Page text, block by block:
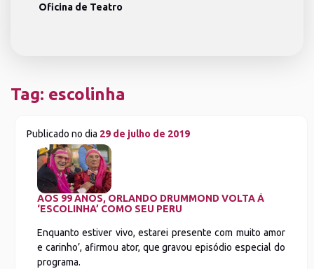
Oficina de Teatro
Tag: escolinha
Publicado no dia 29 de julho de 2019
AOS 99 ANOS, ORLANDO DRUMMOND VOLTA À
‘ESCOLINHA’ COMO SEU PERU
Enquanto estiver vivo, estarei presente com muito amor
e carinho’, afirmou ator, que gravou episódio especial do
programa.